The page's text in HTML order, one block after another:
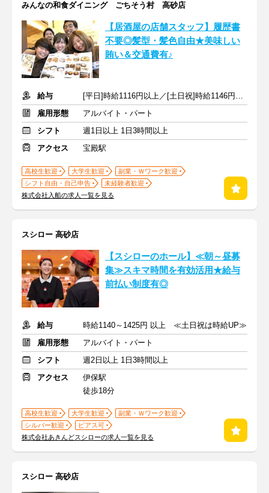
みんなの和食ダイニング ごちそう村 高砂店
【居酒屋の店舗スタッフ】履歴書
不要◎髪型・髪色自由★美味しい
賄い＆交通費有♪
給与
[平日]時給1116円以上／[土日祝]時給1146円以上+交通費支給
雇用形態
アルバイト・パート
シフト
週1日以上 1日3時間以上
アクセス
宝殿駅
高校生歓迎 大学生歓迎
副業・Ｗワーク歓迎
シフト自由・自己申告
未経験者歓迎
株式会社入船の求人一覧を見る
スシロー 高砂店
【スシローのホール】≪朝～昼募
集≫スキマ時間を有効活用★給与
前払い制度有◎
給与
時給1140～1425円 以上 ≪土日祝は時給UP≫
雇用形態
アルバイト・パート
シフト
週2日以上 1日3時間以上
アクセス
伊保駅
徒歩18分
高校生歓迎 大学生歓迎
副業・Ｗワーク歓迎
シルバー歓迎
ピアス可
株式会社あきんどスシローの求人一覧を見る
スシロー 高砂店